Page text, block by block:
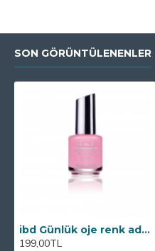
SON GÖRÜNTÜLENENLER
ibd Günlük oje renk adı: Funny Bone (pembe)
199,00TL